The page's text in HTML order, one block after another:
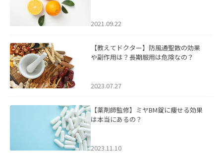
2021.09.22
【教えてドクター】防風通聖散の効果
や副作用は？長期服用は危険なの？
2023.07.27
【薬剤師監修】ミヤBM錠に痩せる効果
は本当にあるの？
2023.11.10